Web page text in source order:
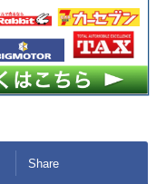
Share